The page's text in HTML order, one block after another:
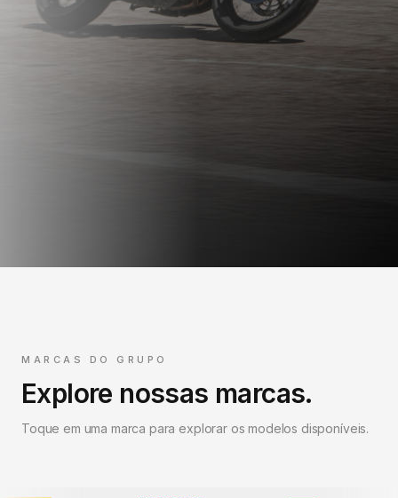
MARCAS DO GRUPO
Explore nossas marcas.
Toque em uma marca para explorar os modelos disponíveis.